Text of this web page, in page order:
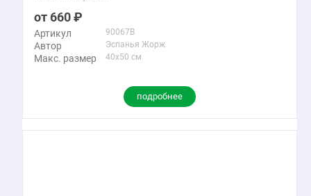
660
Артикул 90067B
Автор Эспанья Жорж
Макс. размер 40x50 см
подробнее